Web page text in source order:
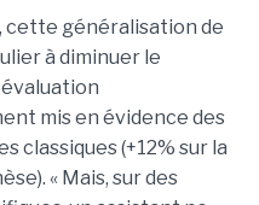
cette généralisation de
à diminuer le
évaluation
mis en évidence des
classiques (+12% sur la
« Mais, sur des